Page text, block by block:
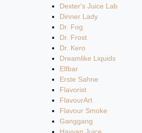
Dexter's Juice Lab
Dinner Lady
Dr. Fog
Dr. Frost
Dr. Kero
Dreamlike Liquids
Elfbar
Erste Sahne
Flavorist
FlavourArt
Flavour Smoke
Ganggang